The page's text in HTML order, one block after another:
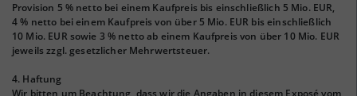
Provision 5 % netto bei einem Kaufpreis bis einschließlich 5 Mio. EUR,
4 % netto bei einem Kaufpreis von über 5 Mio. EUR bis einschließlich
10 Mio. EUR sowie 3 % netto ab einem Kaufpreis von über 10 Mio. EUR
jeweils zzgl. gesetzlicher Mehrwertsteuer.
4. Haftung
Wir bitten um Beachtung, dass wir die Angaben in diesem Exposé vom